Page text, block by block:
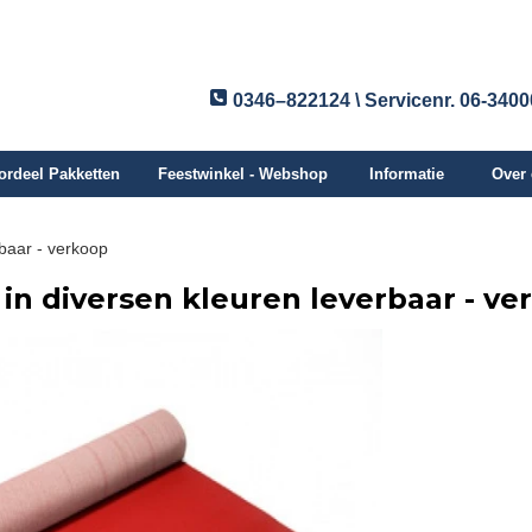
0346–822124 \ Servicenr. 06-
Pakketten Feestwinkel - Webshop Informatie Over
- verkoop
diversen kleuren leverbaar -